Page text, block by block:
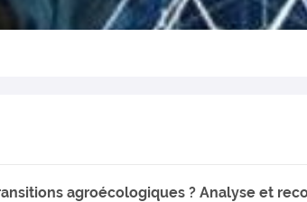
agroécologiques ? Analyse et